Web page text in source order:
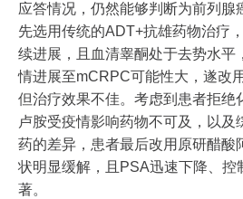
应答情况，仍然能够判断为前列腺
先选用传统的ADT+抗雄药物治疗
续进展，且血清睾酮处于去势水平
情进展至mCRPC可能性大，遂改
但治疗效果不佳。考虑到患者拒绝
卢胺受疫情影响药物不可及，以及
药的差异，患者最后改用原研醋酸
状明显缓解，且PSA迅速下降、控
著。